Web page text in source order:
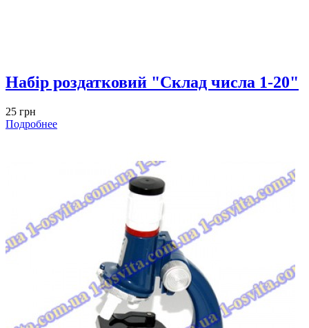
Набір роздатковий "Склад числа 1-20"
25 грн
Подробнее